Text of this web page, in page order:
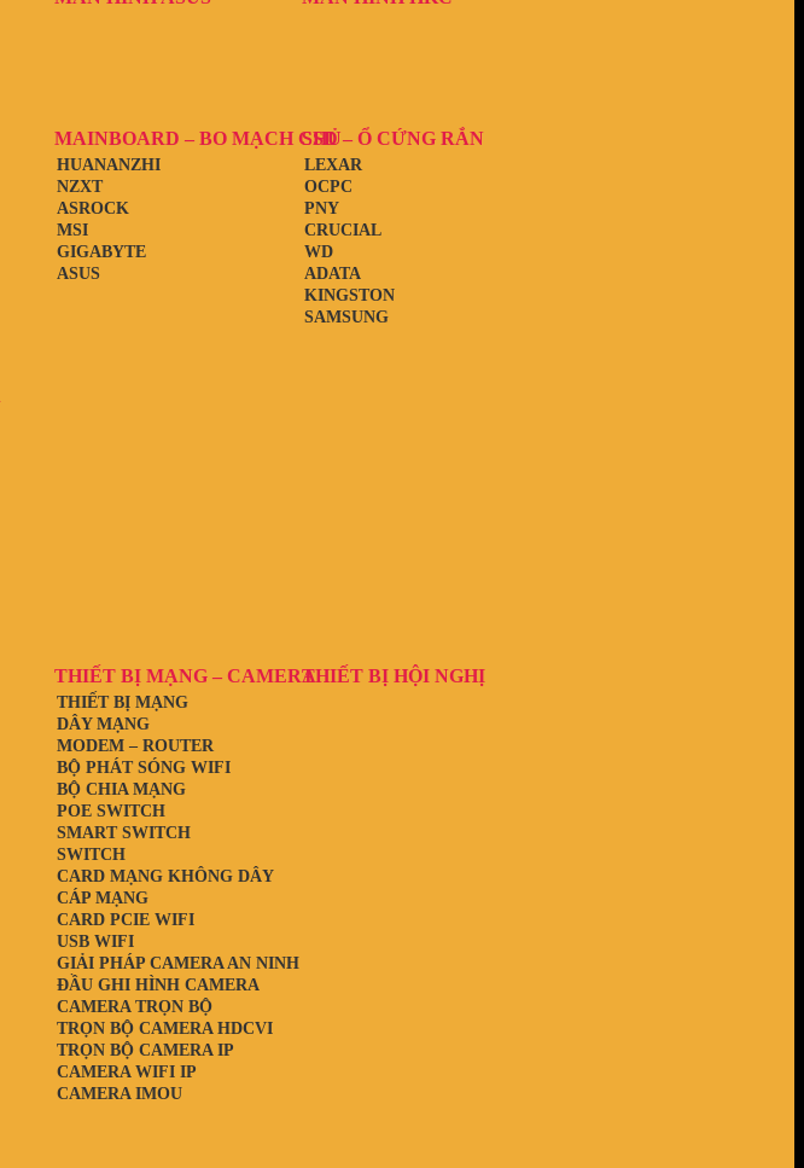
MAINBOARD – BO MẠCH CHỦ
ASUS
GIGABYTE
MSI
ASROCK
NZXT
HUANANZHI
SSD – Ổ CỨNG RẮN
SAMSUNG
KINGSTON
ADATA
WD
CRUCIAL
PNY
OCPC
LEXAR
THIẾT BỊ MẠNG – CAMERA
GIẢI PHÁP CAMERA AN NINH
CAMERA WIFI IP
CAMERA IMOU
CAMERA TRỌN BỘ
TRỌN BỘ CAMERA IP
TRỌN BỘ CAMERA HDCVI
ĐẦU GHI HÌNH CAMERA
THIẾT BỊ MẠNG
CARD MẠNG KHÔNG DÂY
USB WIFI
CARD PCIE WIFI
CÁP MẠNG
BỘ CHIA MẠNG
SWITCH
SMART SWITCH
POE SWITCH
BỘ PHÁT SÓNG WIFI
MODEM – ROUTER
DÂY MẠNG
THIẾT BỊ HỘI NGHỊ